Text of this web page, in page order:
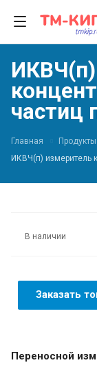
частиц
Главная Продукты
ИКВЧ(п) измеритель
В наличии
Заказать
Переносной